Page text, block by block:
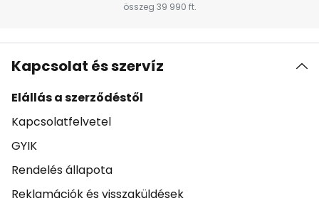
összeg 39 990 ft.
Kapcsolat és szervíz
Elállás a szerződéstől
Kapcsolatfelvetel
GYIK
Rendelés állapota
Reklamációk és visszaküldések